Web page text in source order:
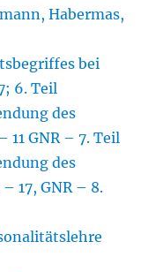
Habermas,
bei
6. Teil
des
GNR – 7. Teil
des
17, GNR – 8.